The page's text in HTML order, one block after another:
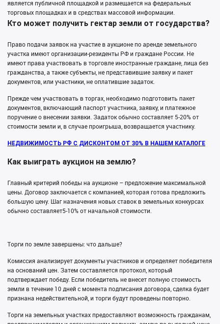
является публичной площадкой и размещается на федеральных
торговых площадках и в средствах массовой информации.
Кто может получить гектар земли от государства?
Право подачи заявок на участие в аукционе по аренде земельного
участка имеют организации-резиденты РФ и граждане России. Не
имеют права участвовать в торговле иностранные граждане, лица без
гражданства, а также субъекты, не представившие заявку и пакет
документов, или участники, не оплатившие задаток.
Прежде чем участвовать в торгах, необходимо подготовить пакет
документов, включающий паспорт участника, заявку, и платежное
поручение о внесении заявки. Задаток обычно составляет 5-20% от
стоимости земли и, в случае проигрыша, возвращается участнику.
НЕДВИЖИМОСТЬ РФ С ДИСКОНТОМ ОТ 30% В НАШЕМ КАТАЛОГЕ
Как выиграть аукцион на землю?
Главный критерий победы на аукционе – предложение максимальной
цены. Договор заключается с компанией, которая готова предложить
большую цену. Шаг назначения новых ставок в земельных конкурсах
обычно составляет5-10% от начальной стоимости.
Торги по земле завершены: что дальше?
Комиссия анализирует документы участников и определяет победителя
на оснований цен. Затем составляется протокол, который
подтверждает победу. Если победитель не внесет полную стоимость
земли в течение 10 дней с момента подписания договора, сделка будет
признана недействительной, и торги будут проведены повторно.
Торги на земельных участках предоставляют возможность гражданам,